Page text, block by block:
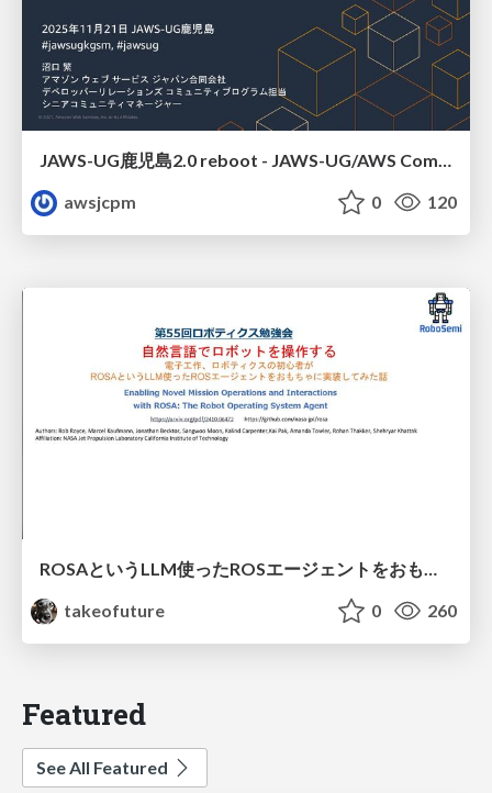
awsjcpm
0 120
ROSAというLLM使ったROSエージェントをおもちゃに実装してみた話
takeofuture
0 260
Featured
See All Featured